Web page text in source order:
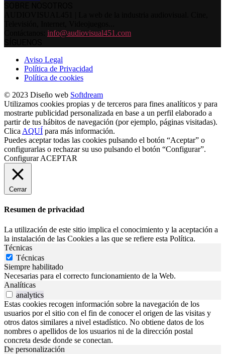
info@audiovisual451.com
Aviso Legal
Política de Privacidad
Política de cookies
© 2023 Diseño web Softdream
Utilizamos cookies propias y de terceros para fines analíticos y para
mostrarte publicidad personalizada en base a un perfil elaborado a
partir de tus hábitos de navegación (por ejemplo, páginas visitadas).
Clica AQUÍ para más información.
Puedes aceptar todas las cookies pulsando el botón “Aceptar” o
configurarlas o rechazar su uso pulsando el botón “Configurar”.
Configurar ACEPTAR
Cerrar
Resumen de privacidad
La utilización de este sitio implica el conocimiento y la aceptación a
la instalación de las Cookies a las que se refiere esta Política.
Técnicas
Técnicas
Siempre habilitado
Necesarias para el correcto funcionamiento de la Web.
Analíticas
analytics
Estas cookies recogen información sobre la navegación de los
usuarios por el sitio con el fin de conocer el origen de las visitas y
otros datos similares a nivel estadístico. No obtiene datos de los
nombres o apellidos de los usuarios ni de la dirección postal
concreta desde donde se conectan.
De personalización